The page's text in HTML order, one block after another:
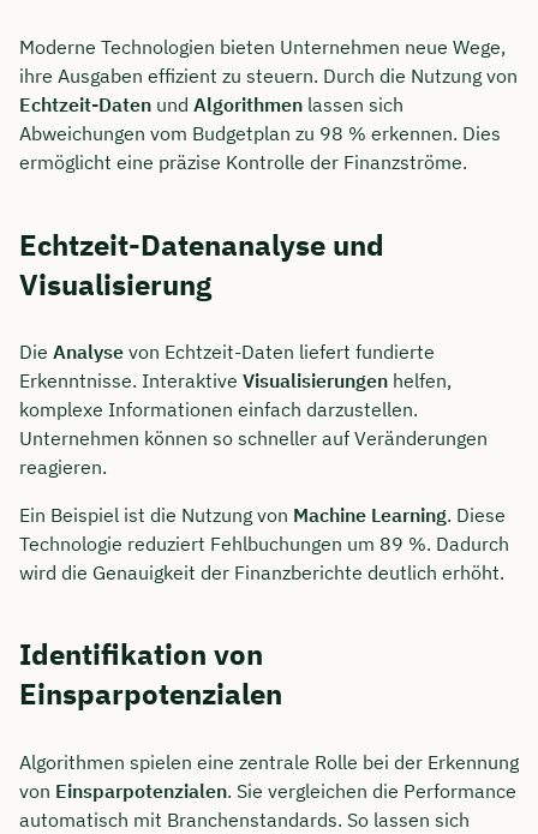
Moderne Technologien bieten Unternehmen neue Wege,
ihre Ausgaben effizient zu steuern. Durch die Nutzung von
Echtzeit-Daten und Algorithmen lassen sich
Abweichungen vom Budgetplan zu 98 % erkennen. Dies
ermöglicht eine präzise Kontrolle der Finanzströme.
Echtzeit-Datenanalyse und
Visualisierung
Die Analyse von Echtzeit-Daten liefert fundierte
Erkenntnisse. Interaktive Visualisierungen helfen,
komplexe Informationen einfach darzustellen.
Unternehmen können so schneller auf Veränderungen
reagieren.
Ein Beispiel ist die Nutzung von Machine Learning. Diese
Technologie reduziert Fehlbuchungen um 89 %. Dadurch
wird die Genauigkeit der Finanzberichte deutlich erhöht.
Identifikation von
Einsparpotenzialen
Algorithmen spielen eine zentrale Rolle bei der Erkennung
von Einsparpotenzialen. Sie vergleichen die Performance
automatisch mit Branchenstandards. So lassen sich